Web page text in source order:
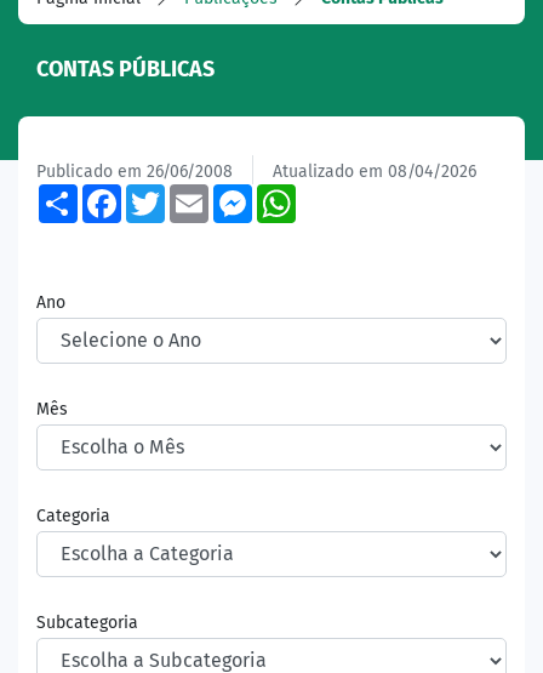
CONTAS PÚBLICAS
Publicado em 26/06/2008 Atualizado em 08/04/2026
ShareFacebook
TwitterEmailMessenger
Ano
Mês
Categoria
Subcategoria